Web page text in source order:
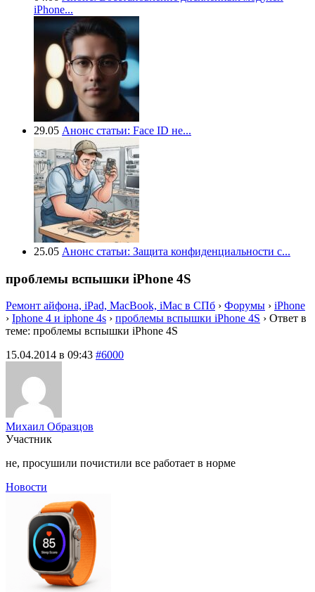
iPhone...
29.05 Анонс статьи: Face ID не...
25.05 Анонс статьи: Защита конфиденциальности с...
проблемы вспышки iPhone 4S
Ремонт айфона, iPad, MacBook, iMac в СПб › Форумы › iPhone
› Iphone 4 и iphone 4s › проблемы вспышки iPhone 4S › Ответ в
теме: проблемы вспышки iPhone 4S
15.04.2014 в 09:43 #6000
Михаил Образцов
Участник
не, просушили почистили все работает в норме
Новости